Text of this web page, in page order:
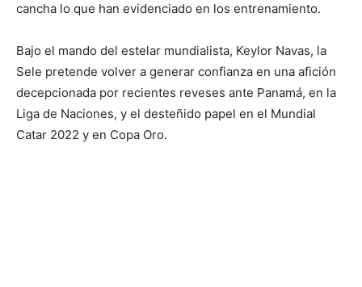
cancha lo que han evidenciado en los entrenamiento.
Bajo el mando del estelar mundialista, Keylor Navas, la
Sele pretende volver a generar confianza en una afición
decepcionada por recientes reveses ante Panamá, en la
Liga de Naciones, y el desteñido papel en el Mundial
Catar 2022 y en Copa Oro.